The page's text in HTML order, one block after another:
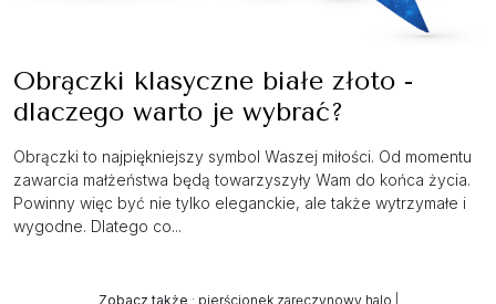
Obrączki klasyczne białe złoto -
dlaczego warto je wybrać?
Obrączki to najpiękniejszy symbol Waszej miłości. Od momentu
zawarcia małżeństwa będą towarzyszyły Wam do końca życia.
Powinny więc być nie tylko eleganckie, ale także wytrzymałe i
wygodne. Dlatego co...
Zobacz także : pierścionek zaręczynowy halo